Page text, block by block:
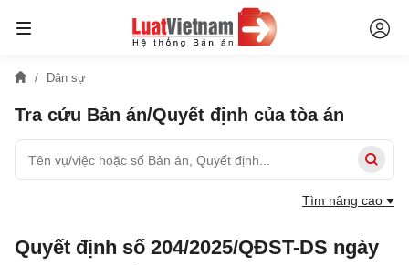
Dân sự
Tra cứu Bản án/Quyết định của tòa án
Tìm nâng cao
Quyết định số 204/2025/QĐST-DS ngày